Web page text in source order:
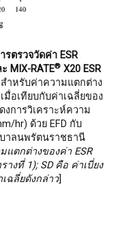
รตรวจวัดค่า ESR
MIX-RATE® X20 ESR
สำหรับค่าความแตกต่าง
มื่อเทียบกับค่าเฉลี่ยของ
งการวิเคราะห์ความ
hr) ด้วย EFD กับ
บาลนพรัตนราชธานี
แตกต่างของค่า ESR
างที่ 1); SD คือ ค่าเบี่ยง
ฉลี่ยดังกล่าว]